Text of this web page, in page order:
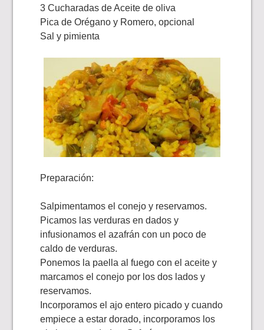
3 Cucharadas de Aceite de oliva
Pica de Orégano y Romero, opcional
Sal y pimienta
Preparación:
Salpimentamos el conejo y reservamos.
Picamos las verduras en dados y
infusionamos el azafrán con un poco de
caldo de verduras.
Ponemos la paella al fuego con el aceite y
marcamos el conejo por los dos lados y
reservamos.
Incorporamos el ajo entero picado y cuando
empiece a estar dorado, incorporamos los